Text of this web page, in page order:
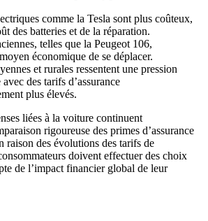
comme la Tesla sont plus coûteux,
des batteries et de la réparation.
telles que la Peugeot 106,
économique de se déplacer.
et rurales ressentent une pression
des tarifs d’assurance
plus élevés.
liées à la voiture continuent
rigoureuse des primes d’assurance
raison des évolutions des tarifs de
doivent effectuer des choix
de l’impact financier global de leur